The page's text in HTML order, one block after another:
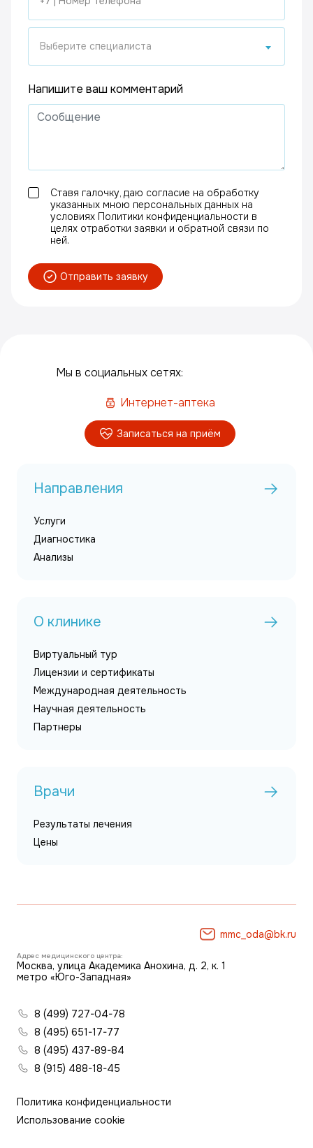
Выберите специалиста
Напишите ваш комментарий
Ставя галочку, даю согласие на обработку
указанных мною персональных данных на
условиях Политики конфиденциальности в
целях отработки заявки и обратной связи по
ней.
Отправить заявку
Мы в социальных сетях:
Интернет-аптека
Записаться на приём
Направления
Услуги
Диагностика
Анализы
О клинике
Виртуальный тур
Лицензии и сертификаты
Международная деятельность
Научная деятельность
Партнеры
Врачи
Результаты лечения
Цены
Адрес медицинского центра:
Москва, улица Академика Анохина, д. 2, к. 1
метро «Юго-Западная»
8 (499) 727-04-78
8 (495) 651-17-77
8 (495) 437-89-84
8 (915) 488-18-45
Политика конфиденциальности
Использование cookie
mmc_oda@bk.ru